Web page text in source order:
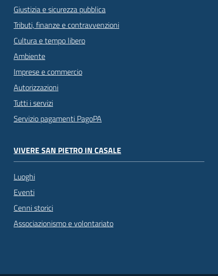
Giustizia e sicurezza pubblica
Tributi, finanze e contravvenzioni
Cultura e tempo libero
Ambiente
Imprese e commercio
Autorizzazioni
Tutti i servizi
Servizio pagamenti PagoPA
VIVERE SAN PIETRO IN CASALE
Luoghi
Eventi
Cenni storici
Associazionismo e volontariato